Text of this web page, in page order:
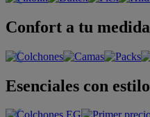
Confort a tu medida
Esenciales con estilo